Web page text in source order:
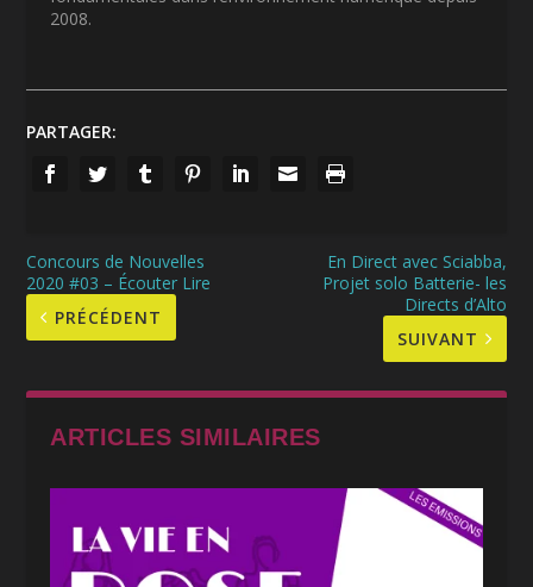
2008.
PARTAGER:
Concours de Nouvelles
2020 #03 – Écouter Lire
PRÉCÉDENT
En Direct avec Sciabba,
Projet solo Batterie- les
Directs d’Alto
SUIVANT
ARTICLES SIMILAIRES